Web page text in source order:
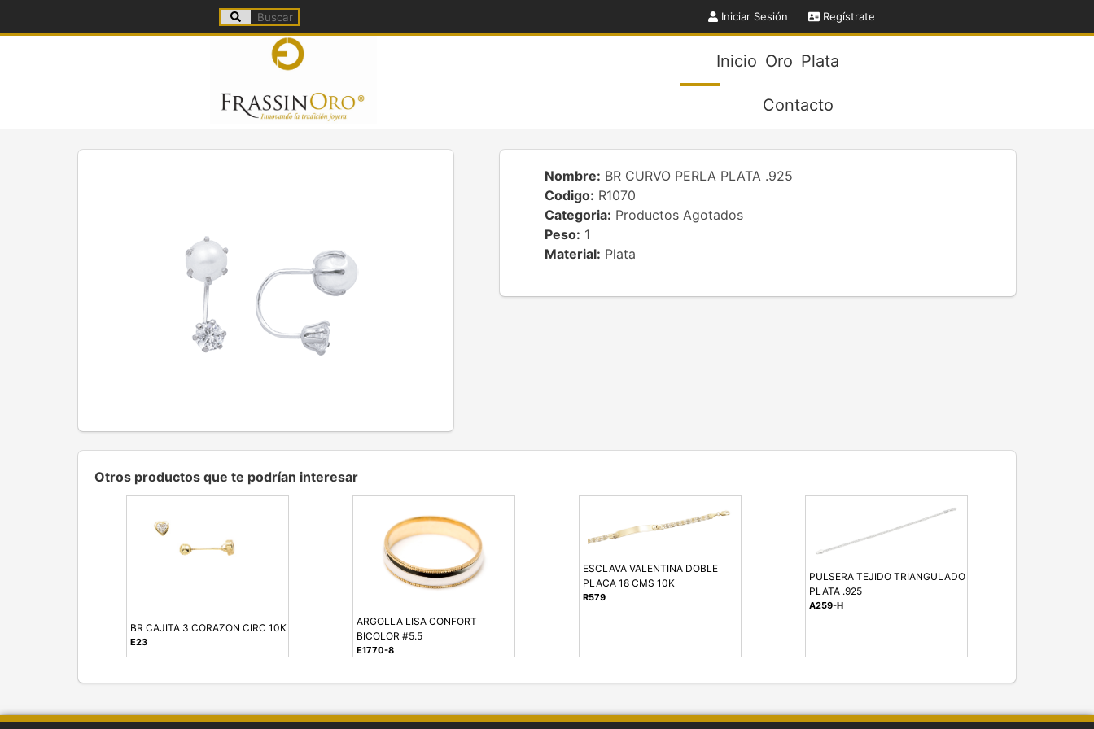
Iniciar Sesión Regístrate
Inicio Oro Plata
Contacto
Nombre: BR CURVO PERLA PLATA .925
Codigo: R1070
Categoria: Productos Agotados
Peso: 1
Material: Plata
Otros productos que te podrían interesar
BR CAJITA 3 CORAZON CIRC 10K
E23
ARGOLLA LISA CONFORT
BICOLOR #5.5
E1770-8
ESCLAVA VALENTINA DOBLE
PLACA 18 CMS 10K
R579
PULSERA TEJIDO TRIANGULADO
PLATA .925
A259-H